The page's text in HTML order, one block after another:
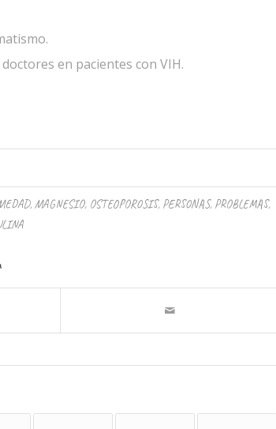
en pacientes con VIH.
,MAGNESIO, OSTEOPOROSIS, PERSONAS, PROBLEMAS,